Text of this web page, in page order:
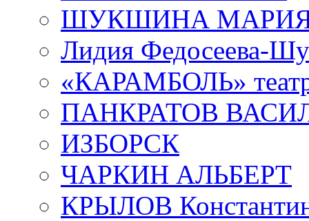
ШУКШИНА
Лидия Федосеева-
«КАРАМБОЛЬ»
ПАНКРАТОВ
ИЗБОРСК
ЧАРКИН АЛЬБЕРТ
КРЫЛОВ